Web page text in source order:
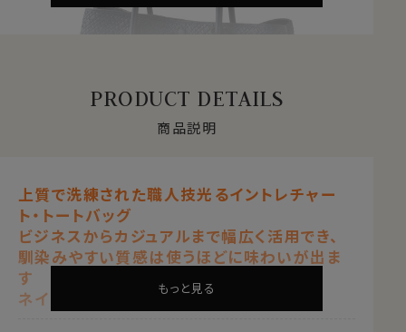
PRODUCT DETAILS
商品説明
上質で洗練された職人技光るイントレチャー
ト・トートバッグ
ビジネスからカジュアルまで幅広く活用でき、
馴染みやすい質感は使うほどに味わいが出ま
す
ネイビーブルー 紺青もっと見る